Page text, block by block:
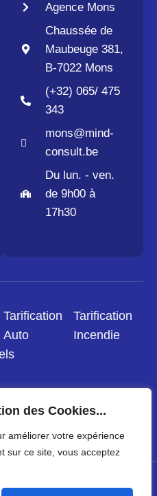
des Cookies...
améliorer votre expérience
sur ce site, vous acceptez
Agence Mons
Chaussée de
Maubeuge 381,
B-7022 Mons
(+32) 065/ 475
343
mons@mind-
consult.be
Du lun. - ven.
de 9h00 à
17h30
Tarification
Auto
Tarification
Incendie
de
Règle de
RGPDCG